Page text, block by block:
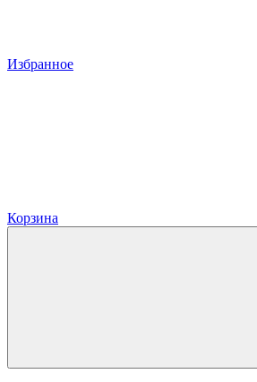
Избранное
Корзина